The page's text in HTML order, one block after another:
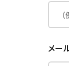
メー